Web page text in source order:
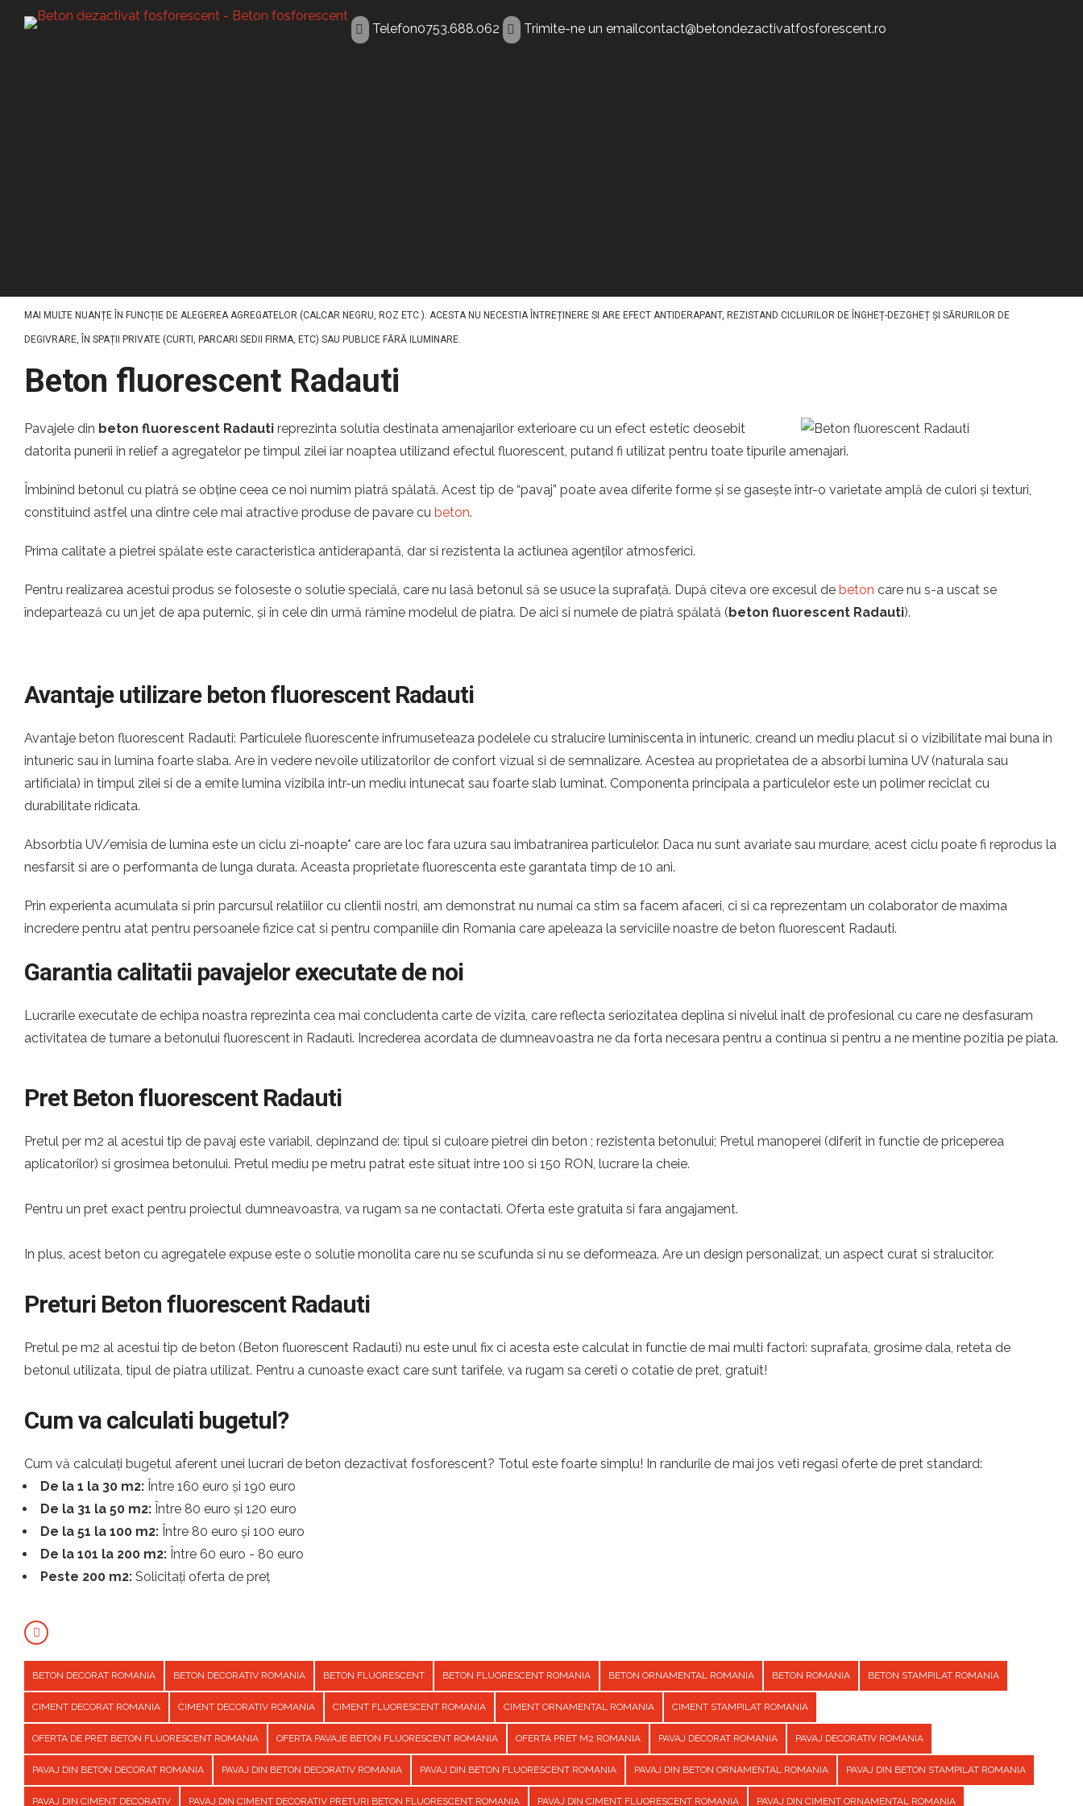
Telefon0753.688.062 Trimite-ne un emailcontact@betondezactivatfosforescent.ro
MAI MULTE NUANȚE ÎN FUNCȚIE DE ALEGEREA AGREGATELOR (CALCAR NEGRU, ROZ ETC.). ACESTA NU NECESTIA ÎNTREȚINERE SI ARE EFECT ANTIDERAPANT, REZISTAND CICLURILOR DE ÎNGHEȚ-DEZGHEȚ ȘI SĂRURILOR DE
DEGIVRARE, ÎN SPAȚII PRIVATE (CURTI, PARCARI SEDII FIRMA, ETC) SAU PUBLICE FĂRĂ ILUMINARE.
Beton fluorescent Radauti
Pavajele din beton fluorescent Radauti reprezinta solutia destinata amenajarilor exterioare cu un efect estetic deosebit
datorita punerii in relief a agregatelor pe timpul zilei iar noaptea utilizand efectul fluorescent, putand fi utilizat pentru toate tipurile amenajari.
Îmbinînd betonul cu piatră se obține ceea ce noi numim piatră spălată. Acest tip de “pavaj” poate avea diferite forme și se gasește într-o varietate amplă de culori și texturi,
constituind astfel una dintre cele mai atractive produse de pavare cu beton.
Prima calitate a pietrei spălate este caracteristica antiderapantă, dar si rezistenta la actiunea agenților atmosferici.
Pentru realizarea acestui produs se foloseste o solutie specială, care nu lasă betonul să se usuce la suprafață. După cîteva ore excesul de beton care nu s-a uscat se
îndepartează cu un jet de apa puternic, și în cele din urmă rămîne modelul de piatra. De aici si numele de piatră spălată (beton fluorescent Radauti).
Avantaje utilizare beton fluorescent Radauti
Avantaje beton fluorescent Radauti: Particulele fluorescente infrumuseteaza podelele cu stralucire luminiscenta in intuneric, creand un mediu placut si o vizibilitate mai buna in
intuneric sau in lumina foarte slaba. Are in vedere nevoile utilizatorilor de confort vizual si de semnalizare. Acestea au proprietatea de a absorbi lumina UV (naturala sau
artificiala) in timpul zilei si de a emite lumina vizibila intr-un mediu intunecat sau foarte slab luminat. Componenta principala a particulelor este un polimer reciclat cu
durabilitate ridicata.
Absorbtia UV/emisia de lumina este un ciclu zi-noapte* care are loc fara uzura sau imbatranirea particulelor. Daca nu sunt avariate sau murdare, acest ciclu poate fi reprodus la
nesfarsit si are o performanta de lunga durata. Aceasta proprietate fluorescenta este garantata timp de 10 ani.
Prin experienta acumulata si prin parcursul relatiilor cu clientii nostri, am demonstrat nu numai ca stim sa facem afaceri, ci si ca reprezentam un colaborator de maxima
incredere pentru atat pentru persoanele fizice cat si pentru companiile din Romania care apeleaza la serviciile noastre de beton fluorescent Radauti.
Garantia calitatii pavajelor executate de noi
Lucrarile executate de echipa noastra reprezinta cea mai concludenta carte de vizita, care reflecta seriozitatea deplina si nivelul inalt de profesional cu care ne desfasuram
activitatea de turnare a betonului fluorescent in Radauti. Increderea acordata de dumneavoastra ne da forta necesara pentru a continua si pentru a ne mentine pozitia pe piata.
Pret Beton fluorescent Radauti
Pretul per m2 al acestui tip de pavaj este variabil, depinzand de: tipul si culoare pietrei din beton ; rezistenta betonului; Pretul manoperei (diferit in functie de priceperea
aplicatorilor) si grosimea betonului. Pretul mediu pe metru patrat este situat intre 100 si 150 RON, lucrare la cheie.
Pentru un pret exact pentru proiectul dumneavoastra, va rugam sa ne contactati. Oferta este gratuita si fara angajament.
In plus, acest beton cu agregatele expuse este o solutie monolita care nu se scufunda si nu se deformeaza. Are un design personalizat, un aspect curat si stralucitor.
Preturi Beton fluorescent Radauti
Pretul pe m2 al acestui tip de beton (Beton fluorescent Radauti) nu este unul fix ci acesta este calculat in functie de mai multi factori: suprafata, grosime dala, reteta de
betonul utilizata, tipul de piatra utilizat. Pentru a cunoaste exact care sunt tarifele, va rugam sa cereti o cotatie de pret, gratuit!
Cum va calculati bugetul?
Cum vă calculați bugetul aferent unei lucrari de beton dezactivat fosforescent? Totul este foarte simplu! In randurile de mai jos veti regasi oferte de pret standard:
De la 1 la 30 m2: Între 160 euro și 190 euro
De la 31 la 50 m2: Între 80 euro și 120 euro
De la 51 la 100 m2: Între 80 euro și 100 euro
De la 101 la 200 m2: Între 60 euro - 80 euro
Peste 200 m2: Solicitați oferta de preț
BETON DECORAT ROMANIA BETON DECORATIV ROMANIA BETON FLUORESCENT BETON FLUORESCENT ROMANIA BETON ORNAMENTAL ROMANIA BETON ROMANIA BETON STAMPILAT ROMANIA
CIMENT DECORAT ROMANIA CIMENT DECORATIV ROMANIA CIMENT FLUORESCENT ROMANIA CIMENT ORNAMENTAL ROMANIA CIMENT STAMPILAT ROMANIA
OFERTA DE PRET BETON FLUORESCENT ROMANIA OFERTA PAVAJE BETON FLUORESCENT ROMANIA OFERTA PRET M2 ROMANIA PAVAJ DECORAT ROMANIA PAVAJ DECORATIV ROMANIA
PAVAJ DIN BETON DECORAT ROMANIA PAVAJ DIN BETON DECORATIV ROMANIA PAVAJ DIN BETON FLUORESCENT ROMANIA PAVAJ DIN BETON ORNAMENTAL ROMANIA PAVAJ DIN BETON STAMPILAT ROMANIA
PAVAJ DIN CIMENT DECORATIV PAVAJ DIN CIMENT DECORATIV PRETURI BETON FLUORESCENT ROMANIA PAVAJ DIN CIMENT FLUORESCENT ROMANIA PAVAJ DIN CIMENT ORNAMENTAL ROMANIA